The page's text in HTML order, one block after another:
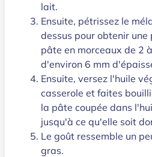
lait.
Ensuite, pétrissez le
dessus pour obtenir une
pâte en morceaux de 2
d'environ 6 mm
Ensuite, versez l'huile
casserole et faites
la pâte coupée dans
jusqu'à ce qu'elle soit
Le goût ressemble un
gras.